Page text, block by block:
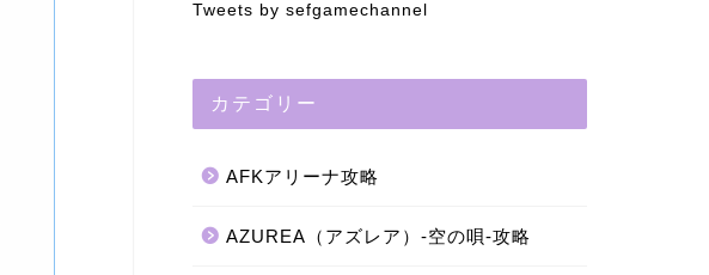
Tweets by sefgamechannel
カテゴリー
AFKアリーナ攻略
AZUREA（アズレア）-空の唄-攻略